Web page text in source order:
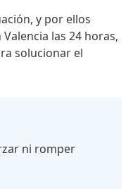
y por ellos
las 24 horas,
solucionar el
ni romper